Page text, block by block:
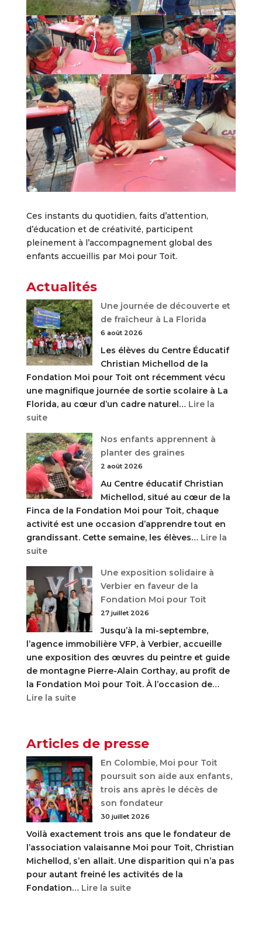
Ces instants du quotidien, faits d’attention,
d’éducation et de créativité, participent
pleinement à l’accompagnement global des
enfants accueillis par Moi pour Toit.
Actualités
Une journée de découverte et
de fraîcheur à La Florida
6 août 2026
Les élèves du Centre Éducatif
Christian Michellod de la
Fondation Moi pour Toit ont récemment vécu
une magnifique journée de sortie scolaire à La
Florida, au cœur d’un cadre naturel… Lire la
suite:
Une
journée
de
découverte
et
de
fraîcheur
à
La
Florida
Nos enfants apprennent à
planter des graines
2 août 2026
Au Centre éducatif Christian
Michellod, situé au cœur de la
Finca de la Fondation Moi pour Toit, chaque
activité est une occasion d’apprendre tout en
grandissant. Cette semaine, les élèves… Lire la
suite:
Nos
enfants
apprennent
à
planter
des
graines
Une exposition solidaire à
Verbier en faveur de la
Fondation Moi pour Toit
27 juillet 2026
Jusqu’à la mi-septembre,
l’agence immobilière VFP, à Verbier, accueille
une exposition des œuvres du peintre et guide
de montagne Pierre-Alain Corthay, au profit de
la Fondation Moi pour Toit. À l’occasion de…
Lire la suite:
solidaire
à
Verbier
en
faveur
de
la
Fondation
Moi
pour
Toit
Articles de presse
En Colombie, Moi pour Toit
poursuit son aide aux enfants,
trois ans après le décès de
son fondateur
30 juillet 2026
Voilà exactement trois ans que le fondateur de
l’association valaisanne Moi pour Toit, Christian
Michellod, s’en allait. Une disparition qui n’a pas
pour autant freiné les activités de la
Fondation… Lire la suite: